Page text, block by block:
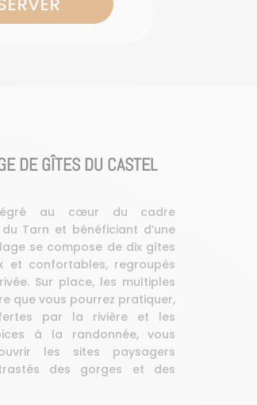
DE GÎTES DU CASTEL
au cœur du cadre
Tarn et bénéficiant d’une
se compose de dix gîtes
et confortables, regroupés
Sur place, les multiples
que vous pourrez pratiquer,
par la rivière et les
à la randonnée, vous
les sites paysagers
des gorges et des